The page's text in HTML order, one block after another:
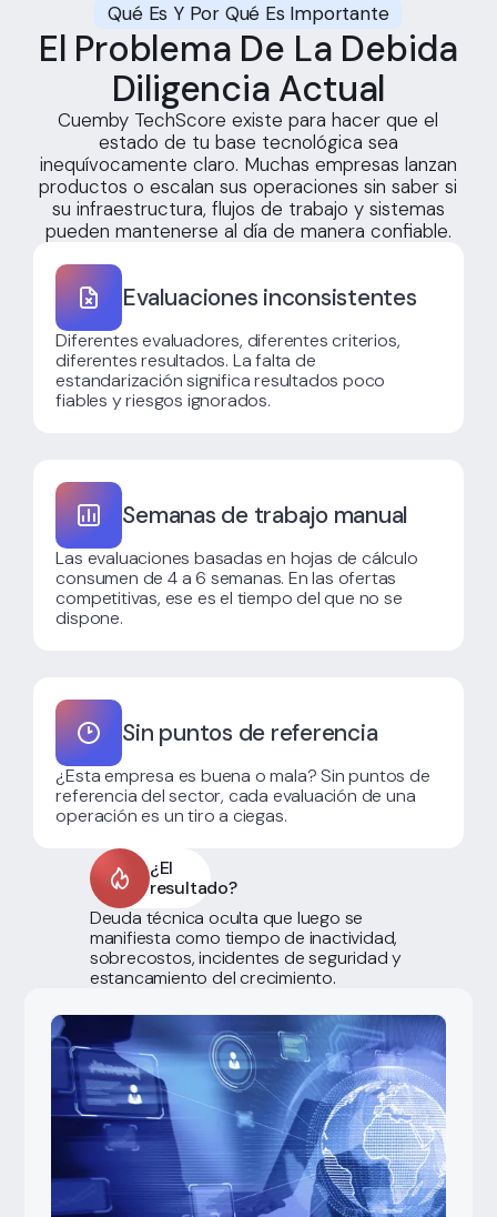
Qué Es Y Por Qué Es Importante
El Problema De La Debida
Diligencia Actual
Cuemby TechScore existe para hacer que el
estado de tu base tecnológica sea
inequívocamente claro. Muchas empresas lanzan
productos o escalan sus operaciones sin saber si
su infraestructura, flujos de trabajo y sistemas
pueden mantenerse al día de manera confiable.
Evaluaciones inconsistentes
Diferentes evaluadores, diferentes criterios,
diferentes resultados. La falta de
estandarización significa resultados poco
fiables y riesgos ignorados.
Semanas de trabajo manual
Las evaluaciones basadas en hojas de cálculo
consumen de 4 a 6 semanas. En las ofertas
competitivas, ese es el tiempo del que no se
dispone.
Sin puntos de referencia
¿Esta empresa es buena o mala? Sin puntos de
referencia del sector, cada evaluación de una
operación es un tiro a ciegas.
¿El
resultado?
Deuda técnica oculta que luego se
manifiesta como tiempo de inactividad,
sobrecostos, incidentes de seguridad y
estancamiento del crecimiento.